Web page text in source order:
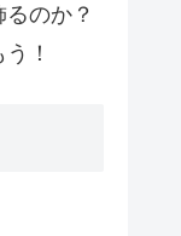
のか？
！